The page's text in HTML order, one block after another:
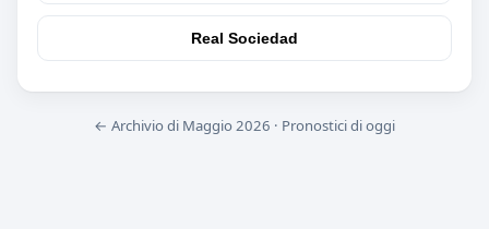
Real Sociedad
← Archivio di Maggio 2026 · Pronostici di oggi